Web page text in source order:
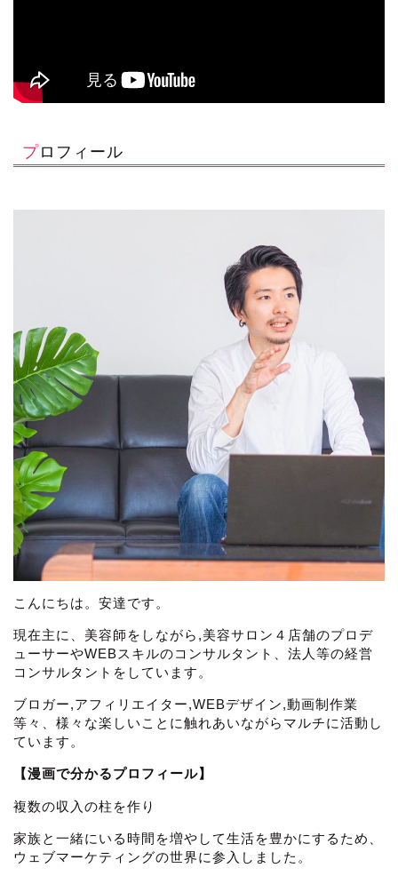
プロフィール
こんにちは。安達です。
現在主に、美容師をしながら,美容サロン４店舗のプロデ
ューサーやWEBスキルのコンサルタント、法人等の経営
コンサルタントをしています。
ブロガー,アフィリエイター,WEBデザイン,動画制作業
等々、様々な楽しいことに触れあいながらマルチに活動し
ています。
【漫画で分かるプロフィール】
複数の収入の柱を作り
家族と一緒にいる時間を増やして生活を豊かにするため、
ウェブマーケティングの世界に参入しました。